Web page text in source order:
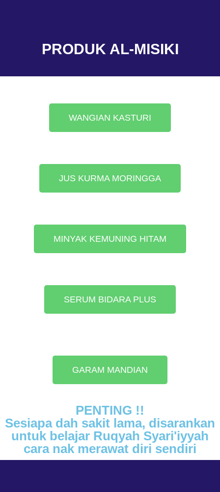
PRODUK AL-MISIKI
WANGIAN KASTURI
JUS KURMA MORINGGA
MINYAK KEMUNING HITAM
SERUM BIDARA PLUS
GARAM MANDIAN
PENTING !!
Sesiapa dah sakit lama, disarankan
untuk belajar Ruqyah Syari'iyyah
cara nak merawat diri sendiri